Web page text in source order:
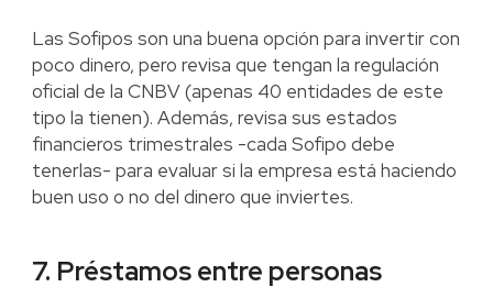
Las Sofipos son una buena opción para invertir con
poco dinero, pero revisa que tengan la regulación
oficial de la CNBV (apenas 40 entidades de este
tipo la tienen). Además, revisa sus estados
financieros trimestrales -cada Sofipo debe
tenerlas- para evaluar si la empresa está haciendo
buen uso o no del dinero que inviertes.
7. Préstamos entre personas